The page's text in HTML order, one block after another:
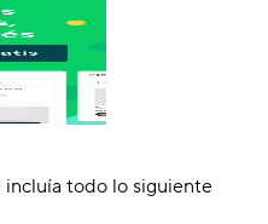
todo lo siguiente